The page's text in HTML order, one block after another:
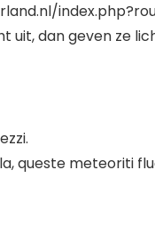
uit, dan geven ze
queste meteoriti